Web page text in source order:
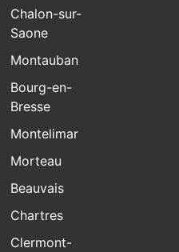
Chalon-sur-
Saone
Montauban
Bourg-en-
Bresse
Montelimar
Morteau
Beauvais
Chartres
Clermont-